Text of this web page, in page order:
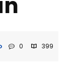
0 399